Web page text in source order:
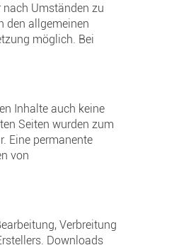
Umständen zu
den allgemeinen
möglich. Bei
Inhalte auch keine
Seiten wurden zum
Eine permanente
von
Verbreitung
Downloads